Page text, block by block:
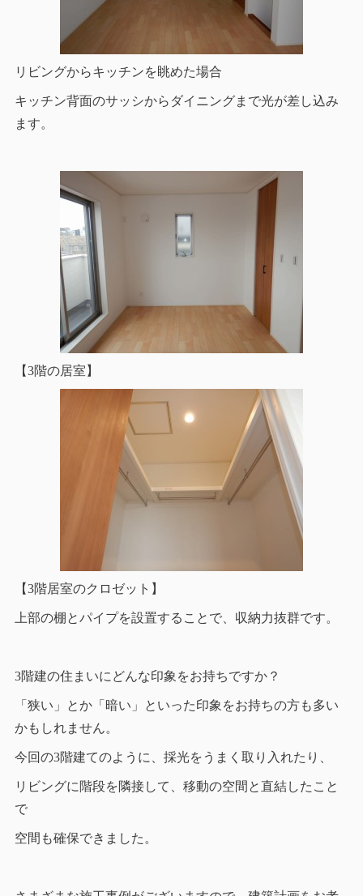
リビングからキッチンを眺めた場合
キッチン背面のサッシからダイニングまで光が差し込み
ます。
【3階の居室】
【3階居室のクロゼット】
上部の棚とパイプを設置することで、収納力抜群です。
3階建の住まいにどんな印象をお持ちですか？
「狭い」とか「暗い」といった印象をお持ちの方も多い
かもしれません。
今回の3階建てのように、採光をうまく取り入れたり、
リビングに階段を隣接して、移動の空間と直結したこと
で
空間も確保できました。